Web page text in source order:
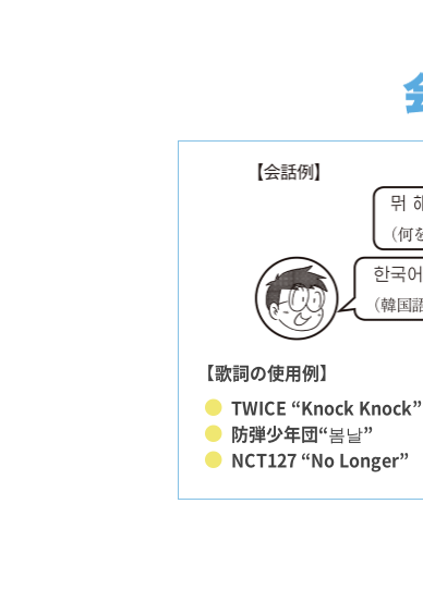
【歌詞の使用例】
TWICE “Knock Knock”
防弾少年団“봄날”
NCT127 “No Longer”